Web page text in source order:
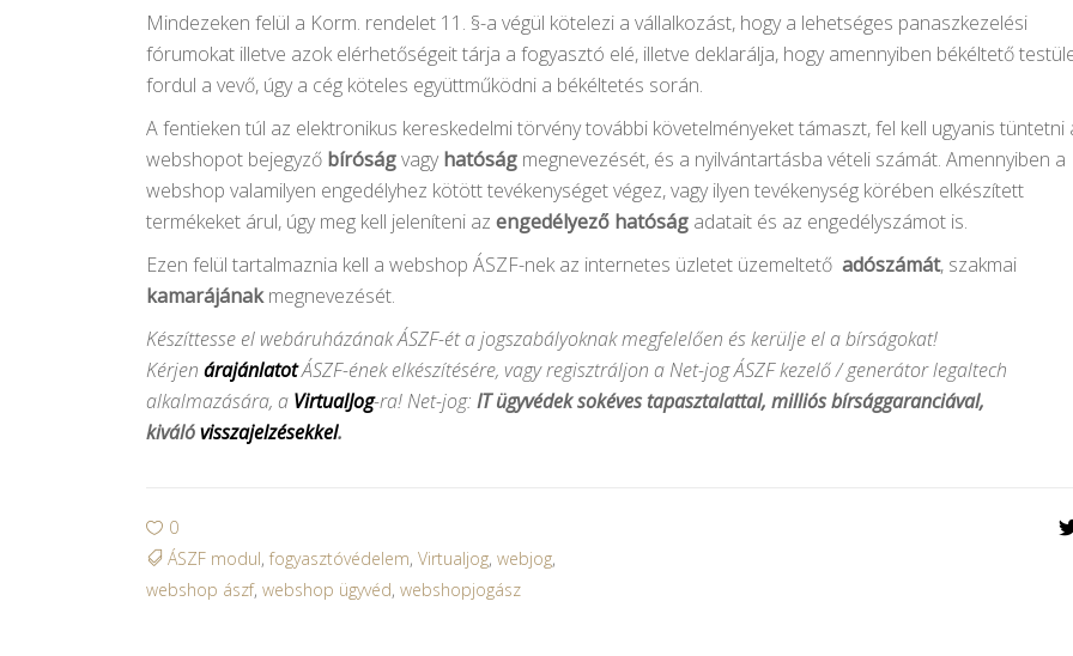
Mindezeken felül a Korm. rendelet 11. §-a végül kötelezi a vállalkozást, hogy a lehetséges panaszkezelési
fórumokat illetve azok elérhetőségeit tárja a fogyasztó elé, illetve deklarálja, hogy amennyiben békéltető
fordul a vevő, úgy a cég köteles együttműködni a békéltetés során.
A fentieken túl az elektronikus kereskedelmi törvény további követelményeket támaszt, fel kell ugyanis tüntetni
webshopot bejegyző bíróságvagyhatóság megnevezését, és a nyilvántartásba vételi számát. Amennyiben a
webshop valamilyen engedélyhez kötött tevékenységet végez, vagy ilyen tevékenység körében elkészített
termékeket árul, úgy meg kell jeleníteni az engedélyező hatóság adatait és az engedélyszámot is.
Ezen felül tartalmaznia kell a webshop ÁSZF-nek az internetes üzletet üzemeltető adószámát, szakmai
kamarájánakmegnevezését.
Készíttesse el webáruházának ÁSZF-ét a jogszabályoknak megfelelően és kerülje el a bírságokat!
Kérjen árajánlatotÁSZF-ének elkészítésére, vagy regisztráljon a Net-jog ÁSZF kezelő / generátor legaltech
alkalmazására, a VirtualJog-ra! Net-jog: IT ügyvédek sokéves tapasztalattal, milliós bírsággaranciával,
kiválóvisszajelzésekkel.
0
ÁSZF modul, fogyasztóvédelem, Virtualjog, webjog,
webshop ászf, webshop ügyvéd, webshopjogász